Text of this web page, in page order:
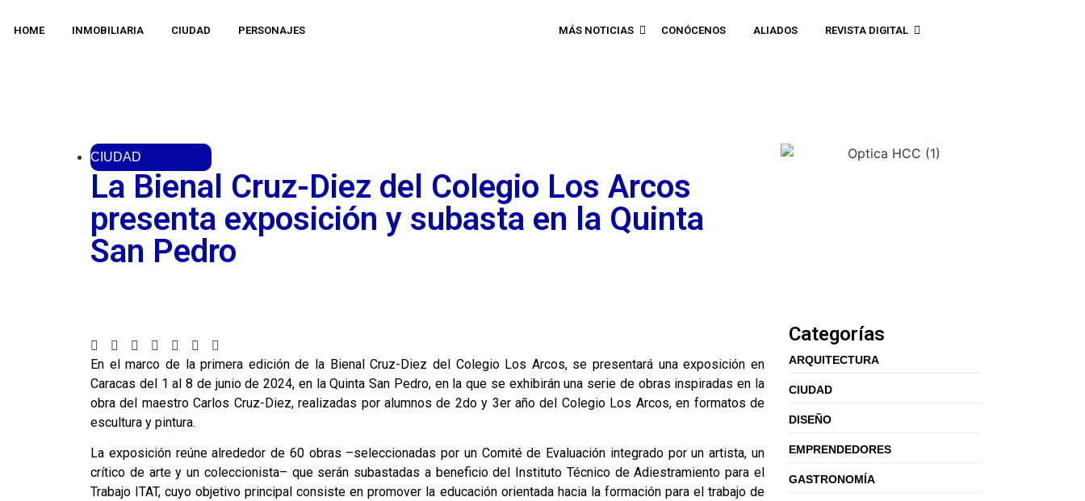
HOME INMOBILIARIA CIUDAD PERSONAJES MÁS NOTICIAS CONÓCENOS ALIADOS REVISTA DIGITAL
CIUDAD
La Bienal Cruz-Diez del Colegio Los Arcos
presenta exposición y subasta en la Quinta
San Pedro
En el marco de la primera edición de la Bienal Cruz-Diez del Colegio Los Arcos, se presentará una exposición en
Caracas del 1 al 8 de junio de 2024, en la Quinta San Pedro, en la que se exhibirán una serie de obras inspiradas en la
obra del maestro Carlos Cruz-Diez, realizadas por alumnos de 2do y 3er año del Colegio Los Arcos, en formatos de
escultura y pintura.
La exposición reúne alrededor de 60 obras –seleccionadas por un Comité de Evaluación integrado por un artista, un
crítico de arte y un coleccionista– que serán subastadas a beneficio del Instituto Técnico de Adiestramiento para el
Trabajo ITAT, cuyo objetivo principal consiste en promover la educación orientada hacia la formación para el trabajo de
Categorías
ARQUITECTURA
CIUDAD
DISEÑO
EMPRENDEDORES
GASTRONOMÍA